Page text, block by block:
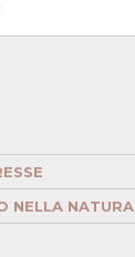
NELLA NATURA